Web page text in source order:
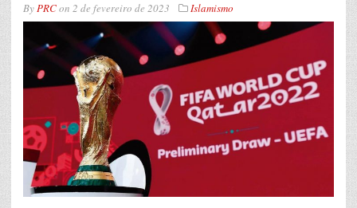
ByPRCon 2 de fevereiro de 2023 Islamismo